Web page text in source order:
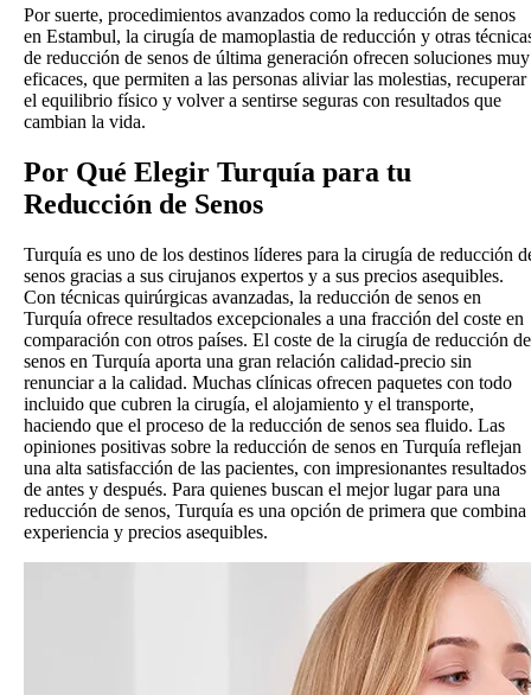
Por suerte, procedimientos avanzados como la reducción de senos
en Estambul, la cirugía de mamoplastia de reducción y otras
de reducción de senos de última generación ofrecen soluciones muy
eficaces, que permiten a las personas aliviar las molestias, recuperar
el equilibrio físico y volver a sentirse seguras con resultados que
cambian la vida.
Por Qué Elegir Turquía para tu
Reducción de Senos
Turquía es uno de los destinos líderes para la cirugía de reducción
senos gracias a sus cirujanos expertos y a sus precios asequibles.
Con técnicas quirúrgicas avanzadas, la reducción de senos en
Turquía ofrece resultados excepcionales a una fracción del coste en
comparación con otros países. El coste de la cirugía de reducción de
senos en Turquía aporta una gran relación calidad-precio sin
renunciar a la calidad. Muchas clínicas ofrecen paquetes con todo
incluido que cubren la cirugía, el alojamiento y el transporte,
haciendo que el proceso de la reducción de senos sea fluido. Las
opiniones positivas sobre la reducción de senos en Turquía reflejan
una alta satisfacción de las pacientes, con impresionantes resultados
de antes y después. Para quienes buscan el mejor lugar para una
reducción de senos, Turquía es una opción de primera que combina
experiencia y precios asequibles.